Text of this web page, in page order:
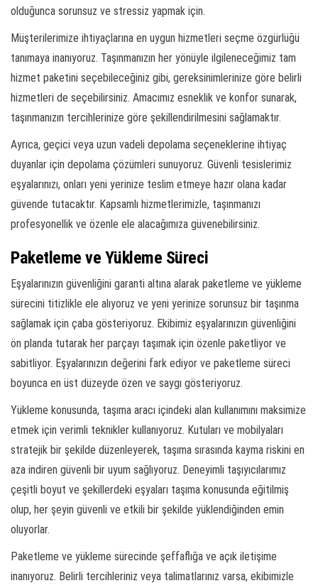
olduğunca sorunsuz ve stressiz yapmak için.
Müşterilerimize ihtiyaçlarına en uygun hizmetleri seçme özgürlüğü
tanımaya inanıyoruz. Taşınmanızın her yönüyle ilgileneceğimiz tam
hizmet paketini seçebileceğiniz gibi, gereksinimlerinize göre belirli
hizmetleri de seçebilirsiniz. Amacımız esneklik ve konfor sunarak,
taşınmanızın tercihlerinize göre şekillendirilmesini sağlamaktır.
Ayrıca, geçici veya uzun vadeli depolama seçeneklerine ihtiyaç
duyanlar için depolama çözümleri sunuyoruz. Güvenli tesislerimiz
eşyalarınızı, onları yeni yerinize teslim etmeye hazır olana kadar
güvende tutacaktır. Kapsamlı hizmetlerimizle, taşınmanızı
profesyonellik ve özenle ele alacağımıza güvenebilirsiniz.
Paketleme ve Yükleme Süreci
Eşyalarınızın güvenliğini garanti altına alarak paketleme ve yükleme
sürecini titizlikle ele alıyoruz ve yeni yerinize sorunsuz bir taşınma
sağlamak için çaba gösteriyoruz. Ekibimiz eşyalarınızın güvenliğini
ön planda tutarak her parçayı taşımak için özenle paketliyor ve
sabitliyor. Eşyalarınızın değerini fark ediyor ve paketleme süreci
boyunca en üst düzeyde özen ve saygı gösteriyoruz.
Yükleme konusunda, taşıma aracı içindeki alan kullanımını maksimize
etmek için verimli teknikler kullanıyoruz. Kutuları ve mobilyaları
stratejik bir şekilde düzenleyerek, taşıma sırasında kayma riskini en
aza indiren güvenli bir uyum sağlıyoruz. Deneyimli taşıyıcılarımız
çeşitli boyut ve şekillerdeki eşyaları taşıma konusunda eğitilmiş
olup, her şeyin güvenli ve etkili bir şekilde yüklendiğinden emin
oluyorlar.
Paketleme ve yükleme sürecinde şeffaflığa ve açık iletişime
inanıyoruz. Belirli tercihleriniz veya talimatlarınız varsa, ekibimizle